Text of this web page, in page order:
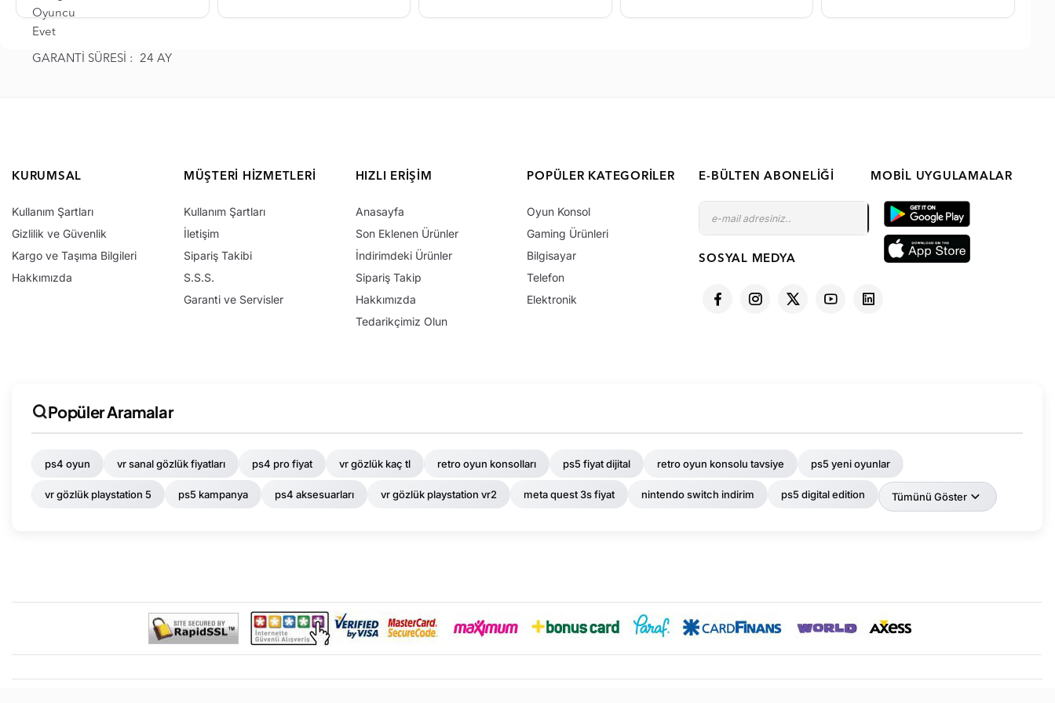
Oyuncu
Evet
GARANTİ SÜRESİ : 24 AY
KURUMSAL
Kullanım Şartları
Gizlilik ve Güvenlik
Kargo ve Taşıma Bilgileri
Hakkımızda
MÜŞTERI HIZMETLERI
Kullanım Şartları
İletişim
Sipariş Takibi
S.S.S.
Garanti ve Servisler
HIZLI ERIŞIM
Anasayfa
Son Eklenen Ürünler
İndirimdeki Ürünler
Sipariş Takip
Hakkımızda
Tedarikçimiz Olun
POPÜLER KATEGORILER
Oyun Konsol
Gaming Ürünleri
Bilgisayar
Telefon
Elektronik
E-BÜLTEN ABONELIĞI
SOSYAL MEDYA
MOBIL UYGULAMALAR
Popüler Aramalar
ps4 oyun vr sanal gözlük fiyatları ps4 pro fiyat vr gözlük kaç tl retro oyun konsolları ps5 fiyat dijital retro oyun konsolu tavsiye ps5 yeni oyunlar
vr gözlük playstation 5 ps5 kampanya ps4 aksesuarları vr gözlük playstation vr2 meta quest 3s fiyat nintendo switch indirim ps5 digital edition Tümünü Göster